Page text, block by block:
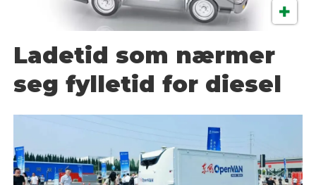
Ladetid som nærmer
seg fylletid for diesel